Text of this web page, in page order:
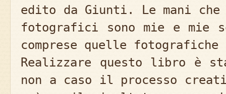
edito da Giunti. Le mani
fotografici sono mie e
comprese quelle
Realizzare questo libro è
non a caso il processo